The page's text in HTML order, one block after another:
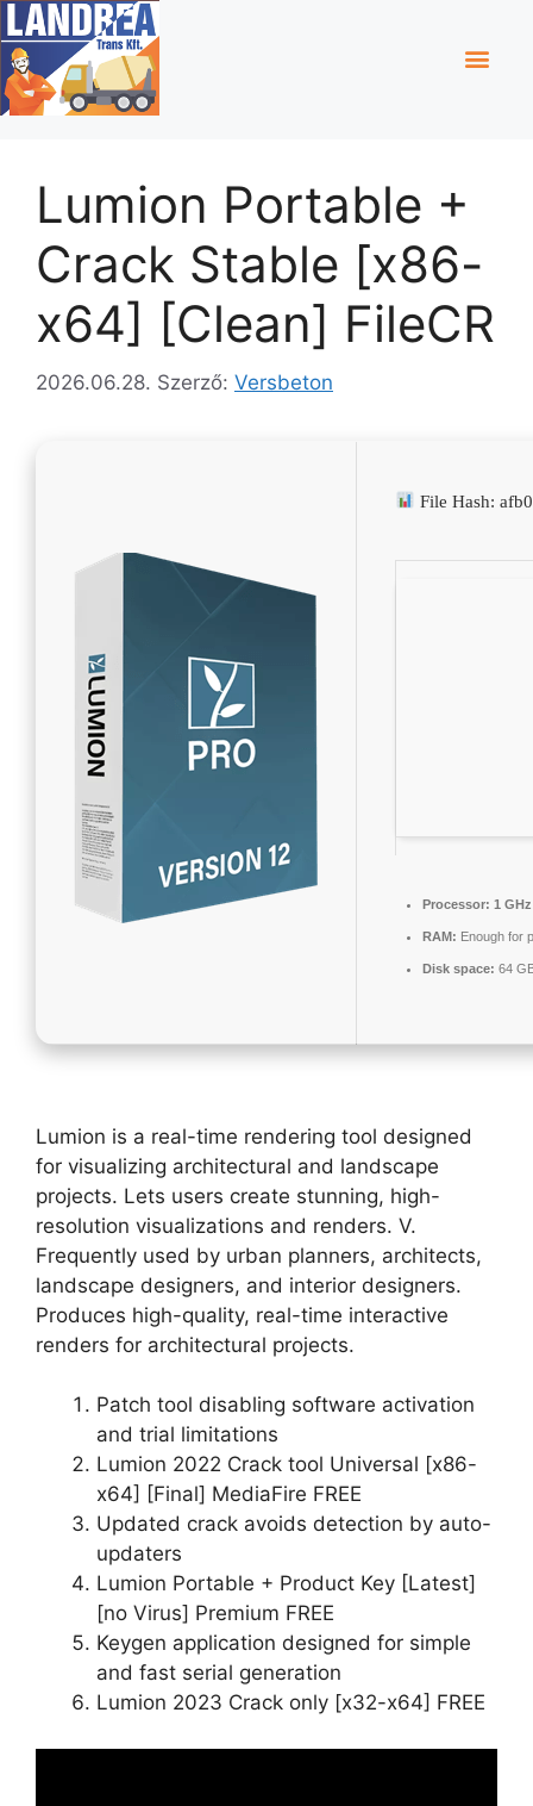
Lumion Portable +
Crack Stable [x86-
x64] [Clean] FileCR
2026.06.28. Szerző: Versbeton
File Hash:
Processor: 1
RAM: Enough for
Disk space: 64
Lumion is a real-time rendering tool designed
for visualizing architectural and landscape
projects. Lets users create stunning, high-
resolution visualizations and renders. V.
Frequently used by urban planners, architects,
landscape designers, and interior designers.
Produces high-quality, real-time interactive
renders for architectural projects.
Patch tool disabling software activation
and trial limitations
Lumion 2022 Crack tool Universal [x86-
x64] [Final] MediaFire FREE
Updated crack avoids detection by auto-
updaters
Lumion Portable + Product Key [Latest]
[no Virus] Premium FREE
Keygen application designed for simple
and fast serial generation
Lumion 2023 Crack only [x32-x64] FREE